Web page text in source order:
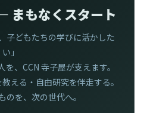
まもなくスタート
子どもたちの学びに活かした
い」
、CCN 寺子屋が支えます。
える・自由研究を伴走する。
のを、次の世代へ。